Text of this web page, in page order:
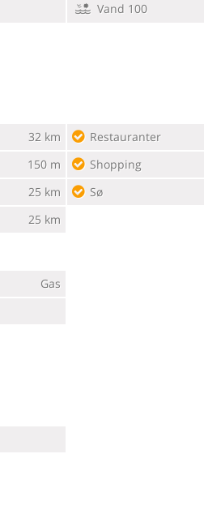
Vand 100
32 km
150 m
25 km
25 km
Restauranter
Shopping
Sø
Gas